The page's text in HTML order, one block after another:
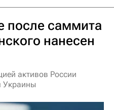
после саммита
нанесен
активов России
Украины